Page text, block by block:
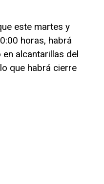
este martes y
horas, habrá
alcantarillas del
que habrá cierre